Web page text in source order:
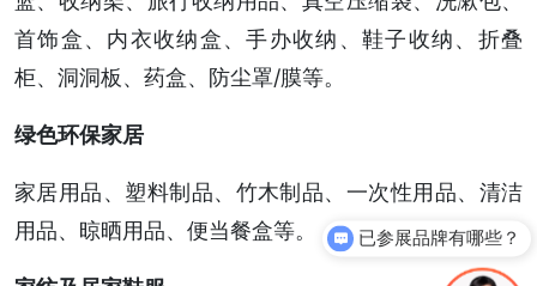
首饰盒、内衣收纳盒、手办收纳、鞋子收纳、折叠
柜、洞洞板、药盒、防尘罩/膜等。
绿色环保家居
家居用品、塑料制品、竹木制品、一次性用品、清洁
用品、晾晒用品、便当餐盒等。
已参展品牌有哪些？
你们是怎么收费的呢？